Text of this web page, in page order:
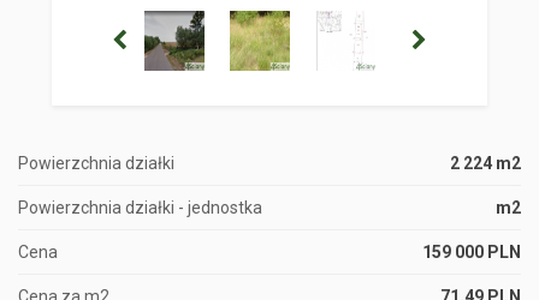
Powierzchnia działki 2 224 m2
Powierzchnia działki - jednostka m2
Cena 159 000 PLN